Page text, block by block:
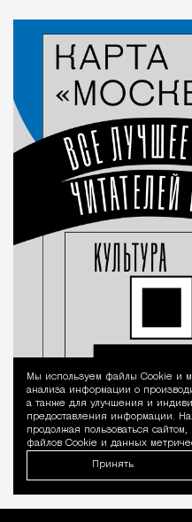
Мы используем файлы Сookie и
анализа информации о
а также для улучшения и
предоставления информации.
продолжая пользоваться
файлов Cookie и данных
Принять